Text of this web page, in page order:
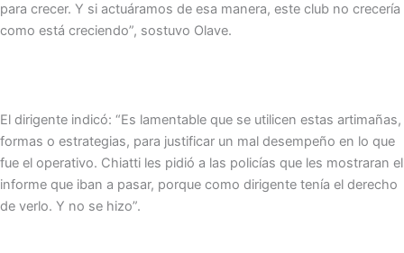
para crecer. Y si actuáramos de esa manera, este club no crecería
como está creciendo”, sostuvo Olave.
El dirigente indicó: “Es lamentable que se utilicen estas artimañas,
formas o estrategias, para justificar un mal desempeño en lo que
fue el operativo. Chiatti les pidió a las policías que les mostraran el
informe que iban a pasar, porque como dirigente tenía el derecho
de verlo. Y no se hizo”.